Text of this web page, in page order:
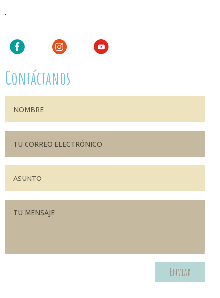
.
Contáctanos
Enviar